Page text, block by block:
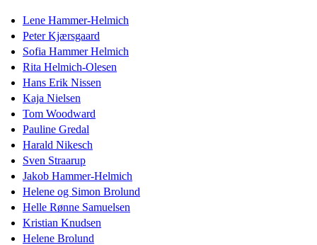
Lene Hammer-Helmich
Peter Kjærsgaard
Sofia Hammer Helmich
Rita Helmich-Olesen
Hans Erik Nissen
Kaja Nielsen
Tom Woodward
Pauline Gredal
Harald Nikesch
Sven Straarup
Jakob Hammer-Helmich
Helene og Simon Brolund
Helle Rønne Samuelsen
Kristian Knudsen
Helene Brolund